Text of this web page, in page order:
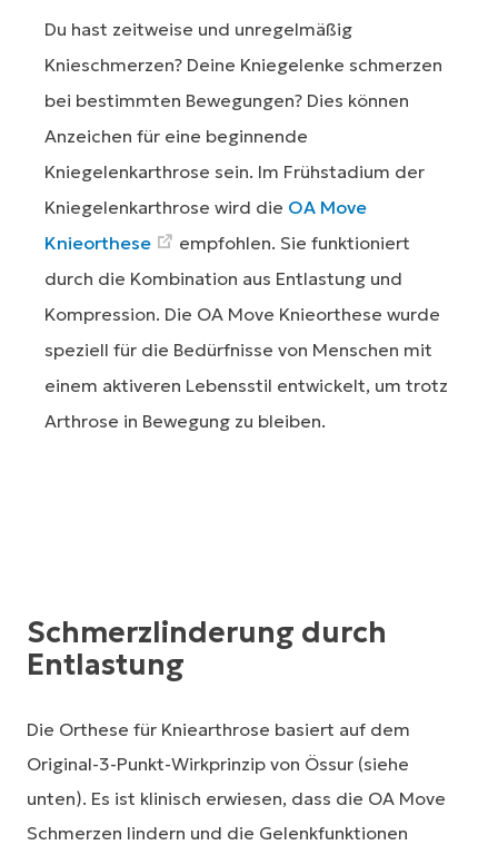
Du hast zeitweise und unregelmäßig
Knieschmerzen? Deine Kniegelenke schmerzen
bei bestimmten Bewegungen? Dies können
Anzeichen für eine beginnende
Kniegelenkarthrose sein. Im Frühstadium der
Kniegelenkarthrose wird die OA Move
Knieorthese
empfohlen. Sie funktioniert
durch die Kombination aus Entlastung und
Kompression. Die OA Move Knieorthese wurde
speziell für die Bedürfnisse von Menschen mit
einem aktiveren Lebensstil entwickelt, um trotz
Arthrose in Bewegung zu bleiben.
Schmerzlinderung durch
Entlastung
Die Orthese für Kniearthrose basiert auf dem
Original-3-Punkt-Wirkprinzip von Össur (siehe
unten). Es ist klinisch erwiesen, dass die OA Move
Schmerzen lindern und die Gelenkfunktionen